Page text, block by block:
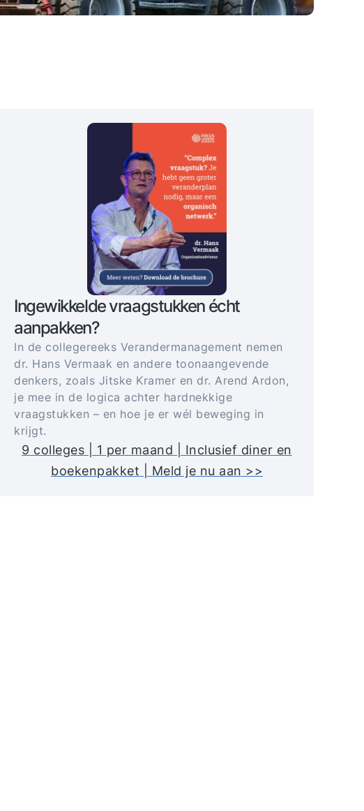
Ingewikkelde vraagstukken écht
aanpakken?
In de collegereeks Verandermanagement nemen
dr. Hans Vermaak en andere toonaangevende
denkers, zoals Jitske Kramer en dr. Arend Ardon,
je mee in de logica achter hardnekkige
vraagstukken – en hoe je er wél beweging in
krijgt.
9 colleges | 1 per maand | Inclusief diner en
boekenpakket | Meld je nu aan >>